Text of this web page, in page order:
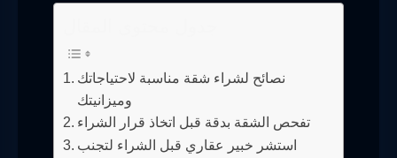
نصائح لشراء شقة مناسبة لاحتياجاتك
وميزانيتك
تفحص الشقة بدقة قبل اتخاذ قرار الشراء
استشر خبير عقاري قبل الشراء لتجنب